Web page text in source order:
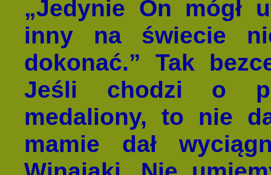
„Jedynie On mógł
inny na świecie
dokonać.” Tak
Jeśli chodzi o
medaliony, to nie
mamie dał